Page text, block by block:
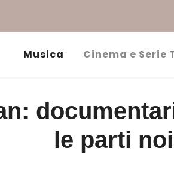
Musica Cinema e Serie
le parti